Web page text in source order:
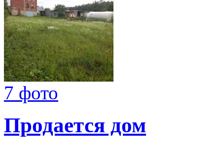
7 фото
Продается дом